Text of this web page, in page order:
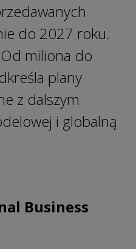
do 2027 roku.
miliona do
plany
z dalszym
i globalną
Business